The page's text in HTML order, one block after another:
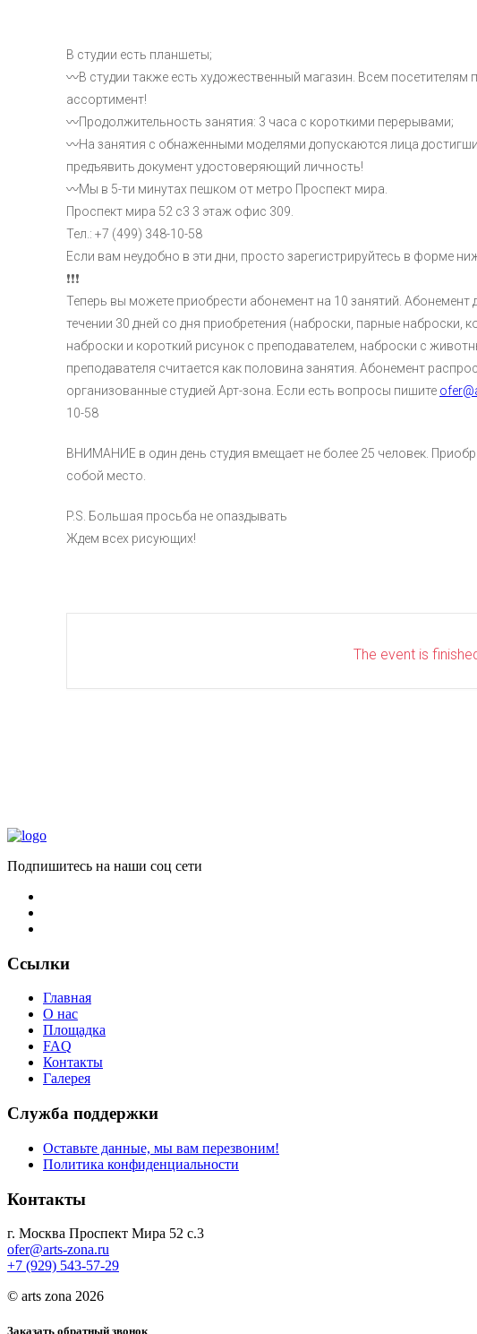
В студии есть планшеты;
〰В студии также есть художественный магазин. Всем посетителям
ассортимент!
〰Продолжительность занятия: 3 часа с короткими перерывами;
〰На занятия с обнаженными моделями допускаются лица
предъявить документ удостоверяющий личность!
〰Мы в 5-ти минутах пешком от метро Проспект мира.
Проспект мира 52 с3 3 этаж офис 309.
Тел.: +7 (499) 348-10-58
Если вам неудобно в эти дни, просто зарегистрируйтесь в форме
❗❗❗
Теперь вы можете приобрести абонемент на 10 занятий. Абонемент
течении 30 дней со дня приобретения (наброски, парные наброски,
наброски и короткий рисунок с преподавателем, наброски с
преподавателя считается как половина занятия. Абонемент
организованные студией Арт-зона. Если есть вопросы пишите
10-58
ВНИМАНИЕ в один день студия вмещает не более 25 человек.
собой место.
P.S. Большая просьба не опаздывать
Ждем всех рисующих!
The event is
Подпишитесь на наши соц сети
Ссылки
Главная
О нас
Площадка
FAQ
Контакты
Галерея
Служба поддержки
Оставьте данные, мы вам перезвоним!
Политика конфиденциальности
Контакты
г. Москва Проспект Мира 52 с.3
ofer@arts-zona.ru
+7 (929) 543-57-29
© arts zona 2026
Заказать обратный звонок